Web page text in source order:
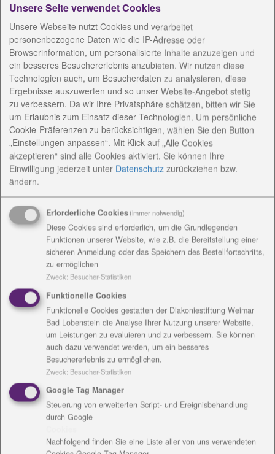
Johannes Falk“, zu dem auch die Weimarer Tafel
zählt.
„Für die Kunden der Blankenhainer Tafel wird sich
nichts ändern“, versicherte Landgut-Holzdorf-
Geschäftsführerin Bettina Schmidt auf Nachfrage
unserer Zeitung. „Es ist unsere Aufgabe, dass alle, die
darauf angewiesen sind, weiter Hilfe von der Tafel
bekommen.“ Träger der Blankenhainer Tafel war
bisher der gleichnamige Verein, der zurzeit 78
Mitglieder hat, von denen viele sich handfest
ehrenamtlich für den Tafel-Betrieb engagieren. Auch
daran soll sich im Prinzip nichts ändern: Der Verein
Ehrenamt, kümmert sich um die Gewinnung neuer
Mitstreiter und die praktische Arbeit in den
Ausgabestellen, die es auch in Bad Berka,
Kranichfeld, Teichel sowie mobil in diversen
Südkreis-Dörfern gibt.
Vor allem den bürokratischen Teil der Arbeit nimmt
den Aktiven der Lindenstadt um Ingrid Moisa künftig
die Diakonie ab. „Das ist für einen Verein allein auch
tatsächlich schwer zu leisten“, zollt Bettina Schmidt
den Ehrenamtlern aus dem Südkreis Respekt.
„Förderanträge, Projekte mit dem Arbeitsamt – darin
haben wir Erfahrung, das können wir.“ Für
Blankenhain sei bereits ein konkretes Projekt auf
dem Weg, in dem es darum geht, über Tätigkeiten für
die Tafel Erwerbslosen den Weg zurück ins
Arbeitsleben zu ermöglichen.
Blankenhain könne zudem, so Schmidt , von
Unsere Seite verwendet Cookies
Unsere Webseite nutzt Cookies und verarbeitet
personenbezogene Daten wie die IP-Adresse oder
Browserinformation, um personalisierte Inhalte anzuzeigen und
ein besseres Besuchererlebnis anzubieten. Wir nutzen diese
Technologien auch, um Besucherdaten zu analysieren, diese
Ergebnisse auszuwerten und so unser Website-Angebot stetig
zu verbessern. Da wir Ihre Privatsphäre schätzen, bitten wir Sie
um Erlaubnis zum Einsatz dieser Technologien. Um persönliche
Cookie-Präferenzen zu berücksichtigen, wählen Sie den Button
„Einstellungen anpassen“. Mit Klick auf „Alle Cookies
akzeptieren“ sind alle Cookies aktiviert. Sie können Ihre
Einwilligung jederzeit unter Datenschutz zurückziehen bzw.
ändern.
Erforderliche Cookies(immer notwendig)
Diese Cookies sind erforderlich, um die Grundlegenden
Funktionen unserer Website, wie z.B. die Bereitstellung einer
sicheren Anmeldung oder das Speichern des Bestellfortschritts,
zu ermöglichen
Zweck: Besucher-Statistiken
Funktionelle Cookies
Funktionelle Cookies gestatten der Diakoniestiftung Weimar
Bad Lobenstein die Analyse Ihrer Nutzung unserer Website,
um Leistungen zu evaluieren und zu verbessern. Sie können
auch dazu verwendet werden, um ein besseres
Besuchererlebnis zu ermöglichen.
Zweck: Besucher-Statistiken
Google Tag Manager
Steuerung von erweiterten Script- und Ereignisbehandlung
durch Google
Nachfolgend finden Sie eine Liste aller von uns verwendeten